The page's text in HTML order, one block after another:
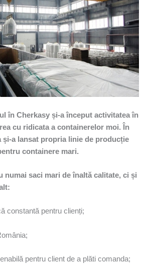
în Cherkasy și-a început activitatea în
cu ridicata a containerelor moi. În
și-a lansat propria linie de producție
containere mari.
numai saci mari de înaltă calitate, ci și
constantă pentru clienți;
pentru client de a plăti comanda;